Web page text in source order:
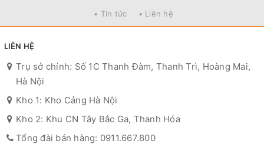
• Tin tức • Liên hệ
LIÊN HỆ
Trụ sở chính: Số 1C Thanh Đàm, Thanh Trì, Hoàng Mai,
Hà Nội
Kho 1: Kho Cảng Hà Nội
Kho 2: Khu CN Tây Bắc Ga, Thanh Hóa
Tổng đài bán hàng: 0911.667.800